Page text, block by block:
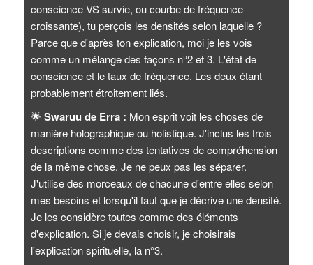
conscience VS survie, ou courbe de fréquence
croissante), tu perçois les densités selon laquelle ?
Parce que d'après ton explication, moi je les vois
comme un mélange des façons n°2 et 3. L'état de
conscience et le taux de fréquence. Les deux étant
probablement étroitement liés.
🌟 Swaruu de Erra : Mon esprit voit les choses de
manière holographique ou holistique. J'inclus les trois
descriptions comme des tentatives de compréhension
de la même chose. Je ne peux pas les séparer.
J'utilise des morceaux de chacune d'entre elles selon
mes besoins et lorsqu'il faut que je décrive une densité.
Je les considère toutes comme des éléments
d'explication. Si je devais choisir, je choisirais
l'explication spirituelle, la n°3.